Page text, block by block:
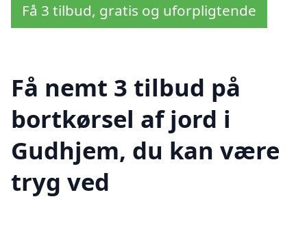
Få 3 tilbud, gratis og uforpligtende
Få nemt 3 tilbud på
bortkørsel af jord i
Gudhjem, du kan være
tryg ved